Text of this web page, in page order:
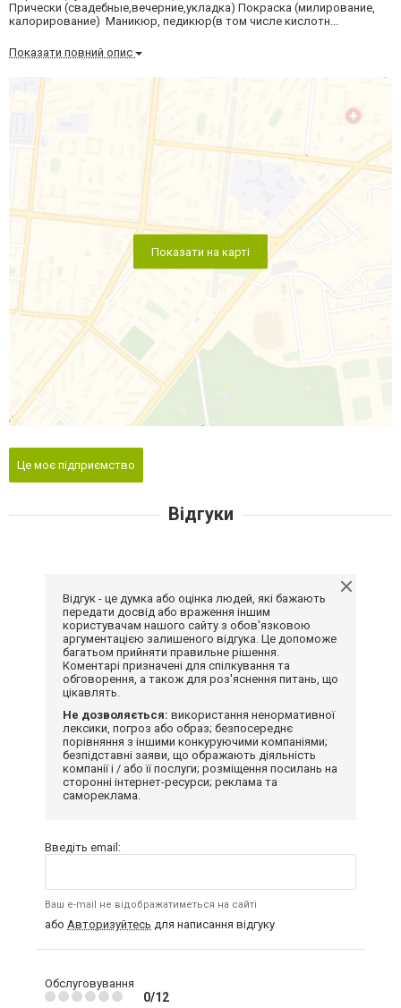
Прически (свадебные,вечерние,укладка) Покраска (милирование,
калорирование) Маникюр, педикюр(в том числе кислотн...
Показати повний опис
Показати на карті
Це моє підприємство
Відгуки
Відгук - це думка або оцінка людей, які бажають
передати досвід або враження іншим
користувачам нашого сайту з обов'язковою
аргументацією залишеного відгука. Це допоможе
багатьом прийняти правильне рішення.
Коментарі призначені для спілкування та
обговорення, а також для роз'яснення питань, що
цікавлять.
Не дозволяється: використання ненормативної
лексики, погроз або образ; безпосереднє
порівняння з іншими конкуруючими компаніями;
безпідставні заяви, що ображають діяльність
компанії і / або її послуги; розміщення посилань на
сторонні інтернет-ресурси; реклама та
самореклама.
Введіть email:
Ваш e-mail не відображатиметься на сайті
або Авторизуйтесь для написання відгуку
Обслуговування
0/12